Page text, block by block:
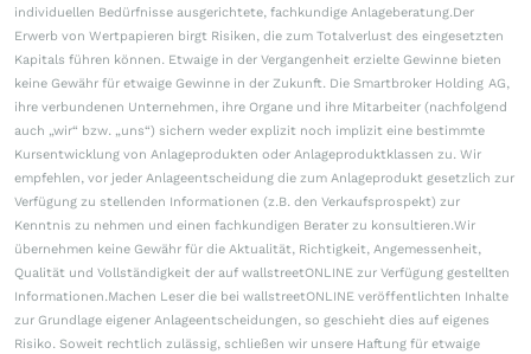
individuellen Bedürfnisse ausgerichtete, fachkundige Anlageberatung.Der
Erwerb von Wertpapieren birgt Risiken, die zum Totalverlust des eingesetzten
Kapitals führen können. Etwaige in der Vergangenheit erzielte Gewinne bieten
keine Gewähr für etwaige Gewinne in der Zukunft. Die Smartbroker Holding AG,
ihre verbundenen Unternehmen, ihre Organe und ihre Mitarbeiter (nachfolgend
auch „wir“ bzw. „uns“) sichern weder explizit noch implizit eine bestimmte
Kursentwicklung von Anlageprodukten oder Anlageproduktklassen zu. Wir
empfehlen, vor jeder Anlageentscheidung die zum Anlageprodukt gesetzlich zur
Verfügung zu stellenden Informationen (z.B. den Verkaufsprospekt) zur
Kenntnis zu nehmen und einen fachkundigen Berater zu konsultieren.Wir
übernehmen keine Gewähr für die Aktualität, Richtigkeit, Angemessenheit,
Qualität und Vollständigkeit der auf wallstreetONLINE zur Verfügung gestellten
Informationen.Machen Leser die bei wallstreetONLINE veröffentlichten Inhalte
zur Grundlage eigener Anlageentscheidungen, so geschieht dies auf eigenes
Risiko. Soweit rechtlich zulässig, schließen wir unsere Haftung für etwaige